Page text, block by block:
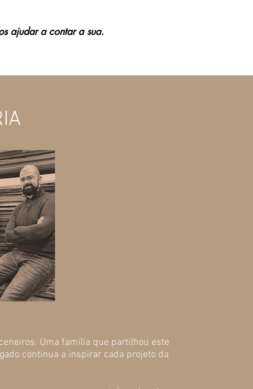
ajudar a contar a sua.
Uma família que partilhou este
continua a inspirar cada projeto da